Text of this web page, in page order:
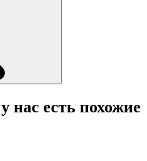
нас есть похожие